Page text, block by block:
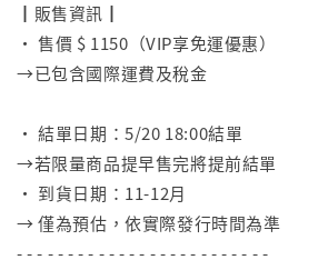
┃販售資訊┃
• 售價 $ 1150（VIP享免運優惠）
→已包含國際運費及稅金
• 結單日期：5/20 18:00結單
→若限量商品提早售完將提前結單
• 到貨日期：11-12月
→ 僅為預估，依實際發行時間為準
- - - - - - - - - - - - - - - - - - - - - - - - -